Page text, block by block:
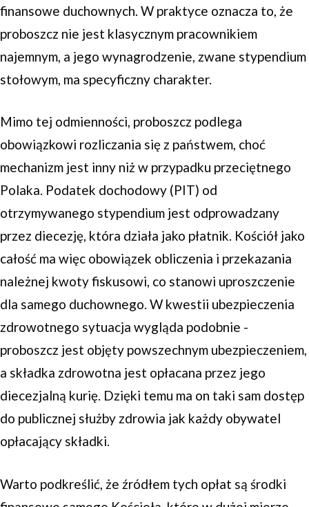
finansowe duchownych. W praktyce oznacza to, że
proboszcz nie jest klasycznym pracownikiem
najemnym, a jego wynagrodzenie, zwane stypendium
stołowym, ma specyficzny charakter.
Mimo tej odmienności, proboszcz podlega
obowiązkowi rozliczania się z państwem, choć
mechanizm jest inny niż w przypadku przeciętnego
Polaka. Podatek dochodowy (PIT) od
otrzymywanego stypendium jest odprowadzany
przez diecezję, która działa jako płatnik. Kościół jako
całość ma więc obowiązek obliczenia i przekazania
należnej kwoty fiskusowi, co stanowi uproszczenie
dla samego duchownego. W kwestii ubezpieczenia
zdrowotnego sytuacja wygląda podobnie -
proboszcz jest objęty powszechnym ubezpieczeniem,
a składka zdrowotna jest opłacana przez jego
diecezjalną kurię. Dzięki temu ma on taki sam dostęp
do publicznej służby zdrowia jak każdy obywatel
opłacający składki.
Warto podkreślić, że źródłem tych opłat są środki